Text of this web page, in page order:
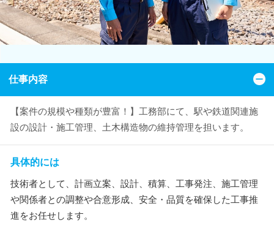
仕事内容
【案件の規模や種類が豊富！】工務部にて、駅や鉄道関連施
設の設計・施工管理、土木構造物の維持管理を担います。
具体的には
技術者として、計画立案、設計、積算、工事発注、施工管理
や関係者との調整や合意形成、安全・品質を確保した工事推
進をお任せします。